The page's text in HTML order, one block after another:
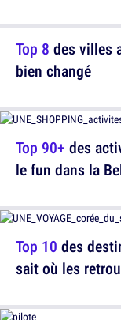
Top 8 des villes
bien changé
Top 10 des
sait où les
Top 90+ des
le fun dans la